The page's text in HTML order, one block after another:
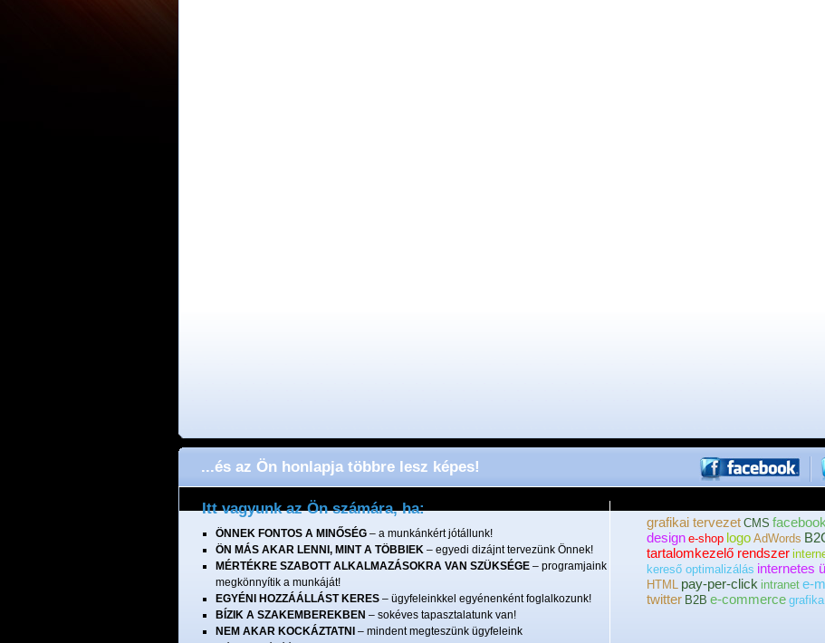
...és az Ön honlapja többre lesz képes!
Itt vagyunk az Ön számára, ha:
ÖNNEK FONTOS A MINŐSÉG – a munkánkért jótállunk!
ÖN MÁS AKAR LENNI, MINT A TÖBBIEK – egyedi dizájnt tervezünk Önnek!
MÉRTÉKRE SZABOTT ALKALMAZÁSOKRA VAN SZÜKSÉGE – programjaink
megkönnyítik a munkáját!
EGYÉNI HOZZÁÁLLÁST KERES – ügyfeleinkkel egyénenként foglalkozunk!
BÍZIK A SZAKEMBEREKBEN – sokéves tapasztalatunk van!
NEM AKAR KOCKÁZTATNI – mindent megteszünk ügyfeleink
grafikai tervezet CMS facebook
design e-shop logo AdWords
tartalomkezelő rendszer
kereső optimalizálás internetes
HTML pay-per-click intranet e-
twitter B2B e-commerce grafika